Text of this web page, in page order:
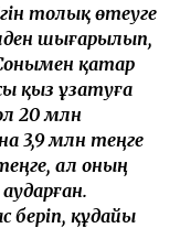
толық өтеуге
шығарылып,
қатар
қыз ұзатуға
20 млн
3,9 млн теңге
ал оның
беріп, құдайы